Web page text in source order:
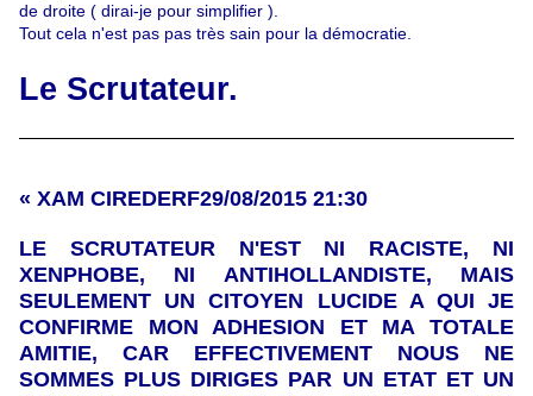
de droite ( dirai-je pour simplifier ).
Tout cela n'est pas pas très sain pour la démocratie.
Le Scrutateur.
« XAM CIREDERF29/08/2015 21:30
LE SCRUTATEUR N'EST NI RACISTE, NI
XENPHOBE, NI ANTIHOLLANDISTE, MAIS
SEULEMENT UN CITOYEN LUCIDE A QUI JE
CONFIRME MON ADHESION ET MA TOTALE
AMITIE, CAR EFFECTIVEMENT NOUS NE
SOMMES PLUS DIRIGES PAR UN ETAT ET UN